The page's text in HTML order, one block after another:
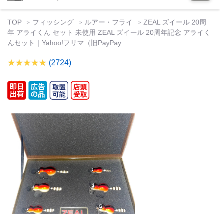
TOP フィッシング ルアー・フライ
ZEAL ズイール 20周
年 アライくん セット 未使用 ZEAL ズイール 20周年記念 アライく
んセット｜Yahoo!フリマ（旧PayPay
(2724)